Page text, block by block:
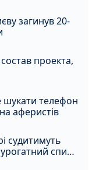
загинув 20-
проекта,
шукати телефон
аферистів
судитимуть
спирт